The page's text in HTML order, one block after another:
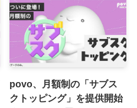
povo、月額制の「サブス
クトッピング」を提供開始